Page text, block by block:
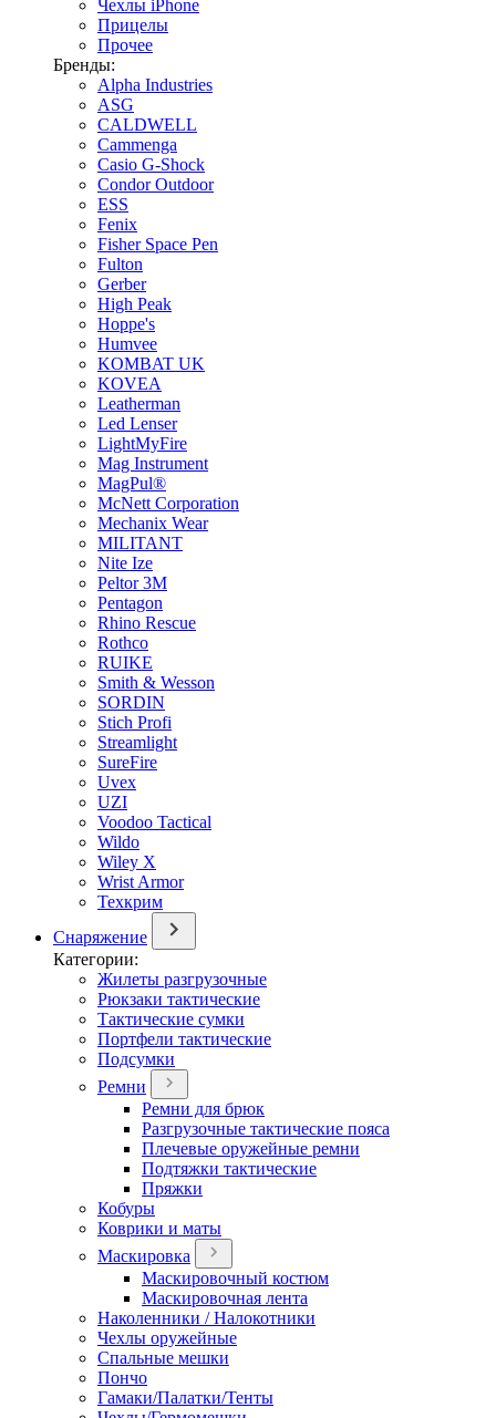
Чехлы iPhone
Прицелы
Прочее
Бренды:
Alpha Industries
ASG
CALDWELL
Cammenga
Casio G-Shock
Condor Outdoor
ESS
Fenix
Fisher Space Pen
Fulton
Gerber
High Peak
Hoppe's
Humvee
KOMBAT UK
KOVEA
Leatherman
Led Lenser
LightMyFire
Mag Instrument
MagPul®
McNett Corporation
Mechanix Wear
MILITANT
Nite Ize
Peltor 3M
Pentagon
Rhino Rescue
Rothco
RUIKE
Smith & Wesson
SORDIN
Stich Profi
Streamlight
SureFire
Uvex
UZI
Voodoo Tactical
Wildo
Wiley X
Wrist Armor
Техкрим
Снаряжение
Категории:
Жилеты разгрузочные
Рюкзаки тактические
Тактические сумки
Портфели тактические
Подсумки
Ремни
Ремни для брюк
Разгрузочные тактические пояса
Плечевые оружейные ремни
Подтяжки тактические
Пряжки
Кобуры
Коврики и маты
Маскировка
Маскировочный костюм
Маскировочная лента
Наколенники / Налокотники
Чехлы оружейные
Спальные мешки
Пончо
Гамаки/Палатки/Тенты